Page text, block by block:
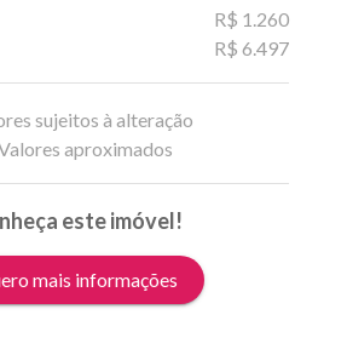
R$ 1.260
R$ 6.497
sujeitos à alteração
aproximados
este imóvel!
mais informações